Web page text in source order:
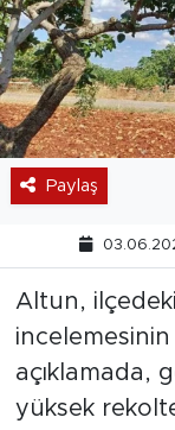
Paylaş
Altun,
incelemesinin
açıklamada,
yüksek